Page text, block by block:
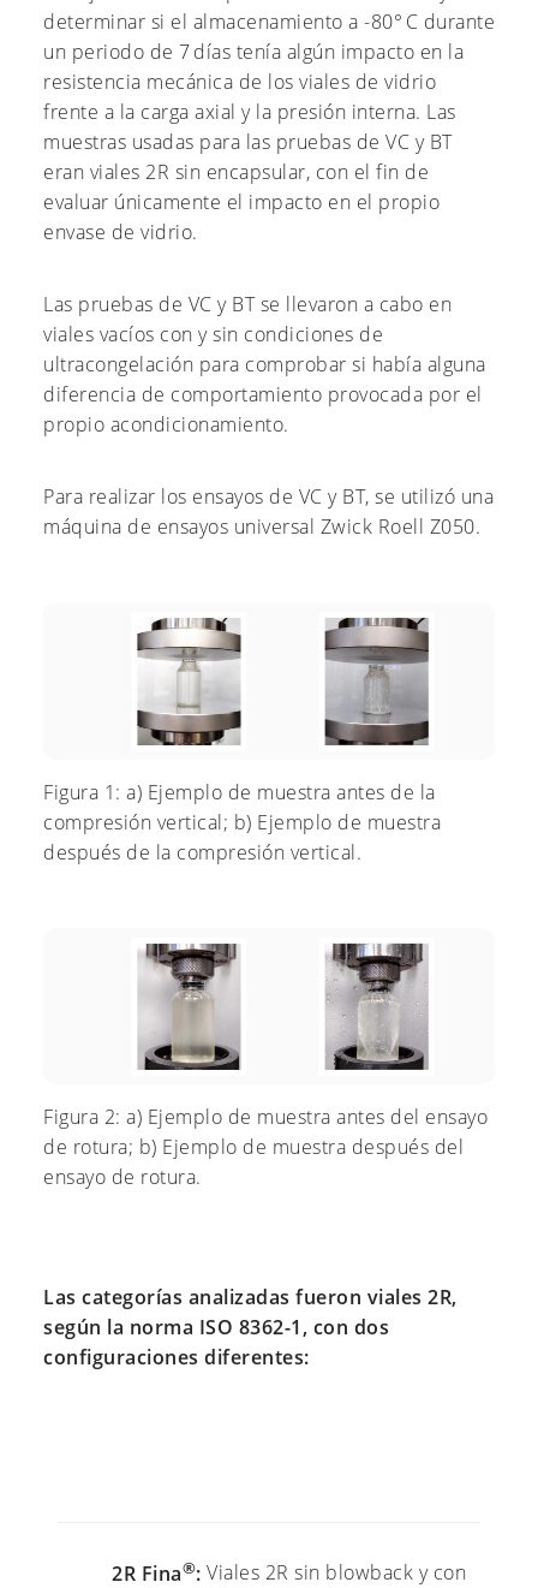
determinar si el almacenamiento a -80° C durante
un periodo de 7 días tenía algún impacto en la
resistencia mecánica de los viales de vidrio
frente a la carga axial y la presión interna. Las
muestras usadas para las pruebas de VC y BT
eran viales 2R sin encapsular, con el fin de
evaluar únicamente el impacto en el propio
envase de vidrio.
Las pruebas de VC y BT se llevaron a cabo en
viales vacíos con y sin condiciones de
ultracongelación para comprobar si había alguna
diferencia de comportamiento provocada por el
propio acondicionamiento.
Para realizar los ensayos de VC y BT, se utilizó una
máquina de ensayos universal Zwick Roell Z050.
Figura 1: a) Ejemplo de muestra antes de la
compresión vertical; b) Ejemplo de muestra
después de la compresión vertical.
Figura 2: a) Ejemplo de muestra antes del ensayo
de rotura; b) Ejemplo de muestra después del
ensayo de rotura.
Las categorías analizadas fueron viales 2R,
según la norma ISO 8362-1, con dos
configuraciones diferentes:
2R Fina®: Viales 2R sin blowback y con